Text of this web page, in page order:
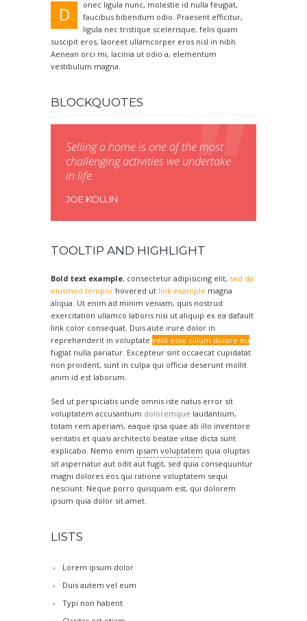
D
onec ligula nunc, molestie id nulla feugiat,
faucibus bibendum odio. Praesent efficitur,
ligula nec tristique scelerisque, felis quam
suscipit eros, laoreet ullamcorper eros nisl in nibh.
Aenean orci mi, lacinia ut odio a, elementum
vestibulum magna.
BLOCKQUOTES
Selling a home is one of the most
challenging activities we undertake
in life.
JOE KOLLIN
TOOLTIP AND HIGHLIGHT
Bold text example, consectetur adipisicing elit, sed do
eiusmod tempor hovered ut link example magna
aliqua. Ut enim ad minim veniam, quis nostrud
exercitation ullamco laboris nisi ut aliquip ex ea dafault
link color consequat. Duis aute irure dolor in
reprehenderit in voluptate velit esse cillum dolore eu
fugiat nulla pariatur. Excepteur sint occaecat cupidatat
non proident, sunt in culpa qui officia deserunt mollit
anim id est laborum.
Sed ut perspiciatis unde omnis iste natus error sit
voluptatem accusantium doloremque laudantium,
totam rem aperiam, eaque ipsa quae ab illo inventore
veritatis et quasi architecto beatae vitae dicta sunt
explicabo. Nemo enim ipsam voluptatem quia oluptas
sit aspernatur aut odit aut fugit, sed quia consequuntur
magni dolores eos qui ratione voluptatem sequi
nesciunt. Neque porro quisquam est, qui dolorem
ipsum quia dolor sit amet.
LISTS
Lorem ipsum dolor
Duis autem vel eum
Typi non habent